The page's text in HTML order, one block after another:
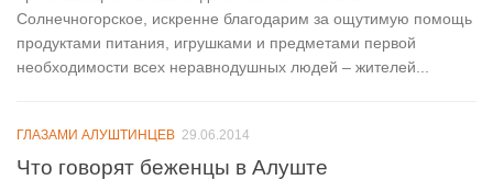
Солнечногорское, искренне благодарим за ощутимую помощь
продуктами питания, игрушками и предметами первой
необходимости всех неравнодушных людей – жителей...
ГЛАЗАМИ АЛУШТИНЦЕВ 29.06.2014
Что говорят беженцы в Алуште